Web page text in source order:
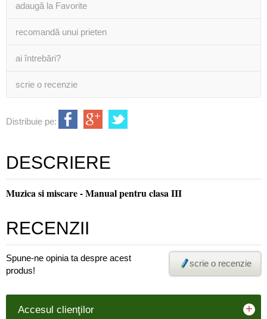
adaugă la Favorite
recomandă unui prieten
ai întrebări?
scrie o recenzie
Distribuie pe:
DESCRIERE
Muzica si miscare - Manual pentru clasa III
RECENZII
Spune-ne opinia ta despre acest
produs!
scrie o recenzie
Accesul clienţilor +